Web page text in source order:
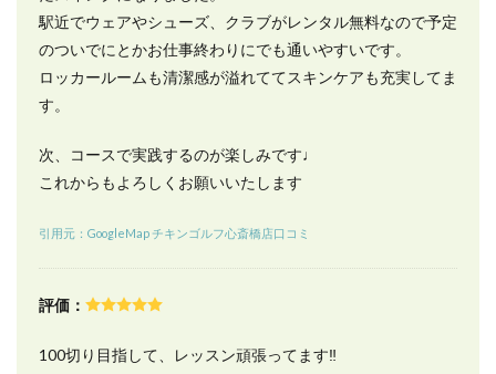
駅近でウェアやシューズ、クラブがレンタル無料なので予定
のついでにとかお仕事終わりにでも通いやすいです。
ロッカールームも清潔感が溢れててスキンケアも充実してま
す。
次、コースで実践するのが楽しみです♩
これからもよろしくお願いいたします
引用元：GoogleMap チキンゴルフ心斎橋店口コミ
評価：
100切り目指して、レッスン頑張ってます‼️